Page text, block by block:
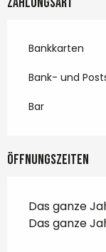
Bankkarten
Bank- und
Bar
Öffnungszeiten
Das ganze
Das ganze